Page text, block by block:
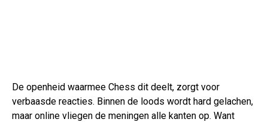
De openheid waarmee Chess dit deelt, zorgt voor
verbaasde reacties. Binnen de loods wordt hard gelachen,
maar online vliegen de meningen alle kanten op. Want